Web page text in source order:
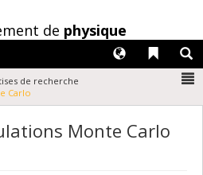
de physique
Liens
Langues
de recherche
Carlo
Monte Carlo